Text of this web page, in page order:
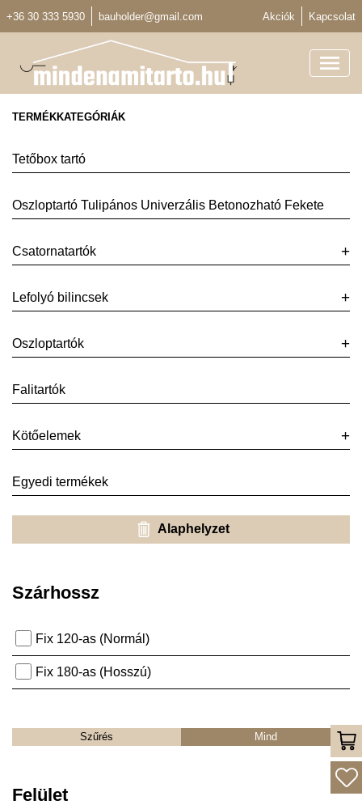
+36 30 333 5930 bauholder@gmail.com Akciók Kapcsolat
TERMÉKKATEGÓRIÁK
Tetőbox tartó
Oszloptartó Tulipános Univerzális Betonozható Fekete
Csatornatartók
Lefolyó bilincsek
Oszloptartók
Falitartók
Kötőelemek
Egyedi termékek
Alaphelyzet
Szárhossz
Fix 120-as (Normál)
Fix 180-as (Hosszú)
Szűrés Mind
Felület